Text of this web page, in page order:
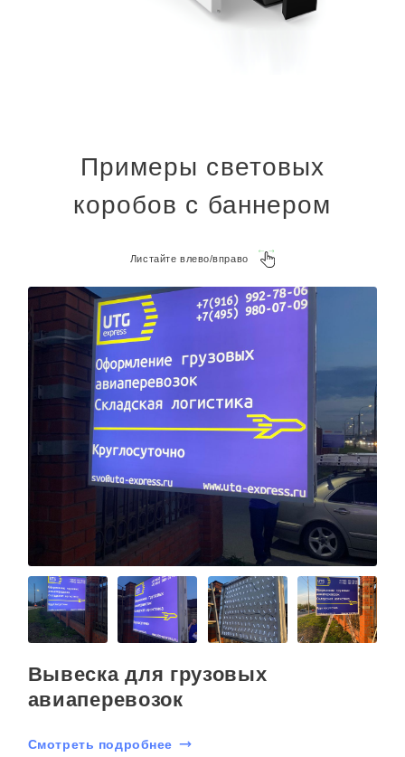
Примеры световых
коробов с баннером
Листайте влево/вправо
Вывеска для грузовых
авиаперевозок
Смотреть подробнее